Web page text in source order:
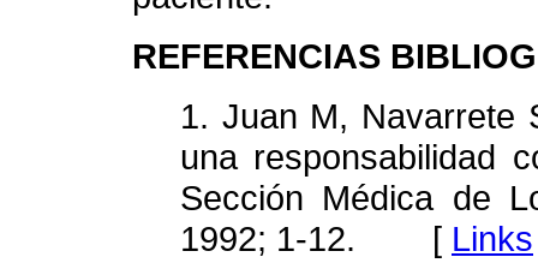
REFERENCIAS
1. Juan M, Navarrete
una responsabilidad
Sección Médica de
1992; 1-12. [ Links